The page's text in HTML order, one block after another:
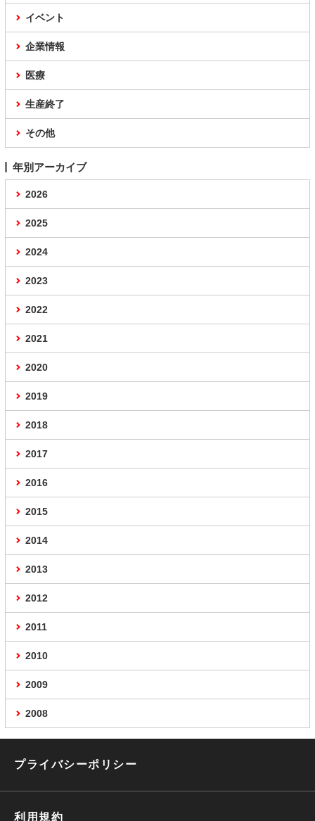
イベント
企業情報
医療
生産終了
その他
年別アーカイブ
2026
2025
2024
2023
2022
2021
2020
2019
2018
2017
2016
2015
2014
2013
2012
2011
2010
2009
2008
プライバシーポリシー
利用規約